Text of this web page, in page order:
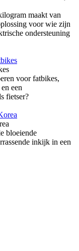
maakt van
voor wie zijn
ondersteuning
voor fatbikes,
een
fietser?
bloeiende
inkijk in een